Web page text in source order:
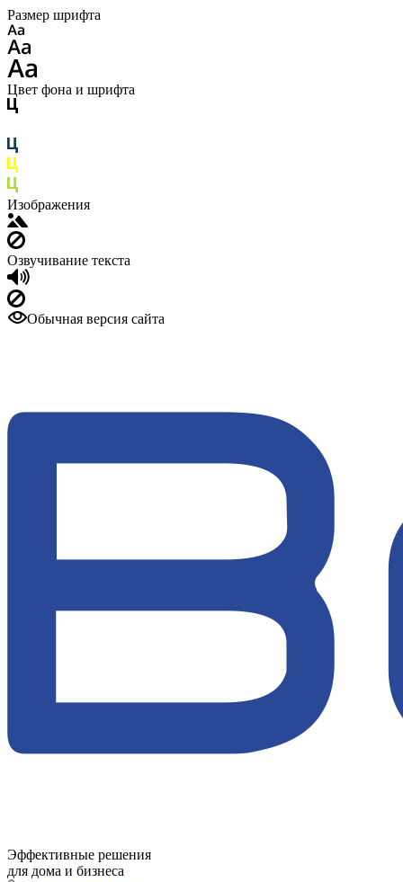
Размер шрифта
Цвет фона и шрифта
Изображения
Озвучивание текста
Обычная версия сайта
Эффективные решения
для дома и бизнеса